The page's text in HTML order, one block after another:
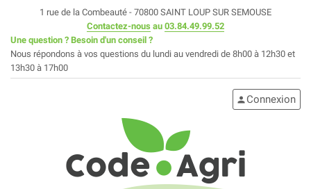
1 rue de la Combeauté - 70800 SAINT LOUP SUR SEMOUSE
Contactez-nous au 03.84.49.99.52
Une question ? Besoin d'un conseil ?
Nous répondons à vos questions du lundi au vendredi de 8h00 à 12h30 et
13h30 à 17h00
person Connexion